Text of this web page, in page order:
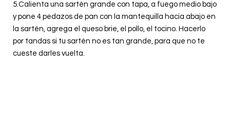
5.Calienta una sartén grande con tapa, a fuego medio bajo
y pone 4 pedazos de pan con la mantequilla hacia abajo en
la sartén, agrega el queso brie, el pollo, el tocino. Hacerlo
por tandas si tu sartén no es tan grande, para que no te
cueste darles vuelta.